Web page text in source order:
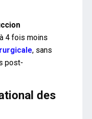
4 fois moins
, sans
post-
des